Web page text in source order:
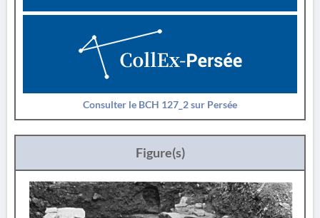
Consulter le BCH 127_2 sur Persée
Figure(s)